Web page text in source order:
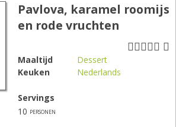
Pavlova, karamel roomijs
en rode vruchten
Maaltijd
Dessert
Keuken
Nederlands
Servings
10 personen